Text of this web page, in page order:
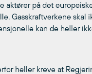
aktører på det
Gasskraftverkene skal
kan de heller
heller kreve at